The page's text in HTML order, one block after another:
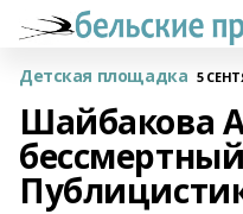
Детская площадка 5
Шайбакова